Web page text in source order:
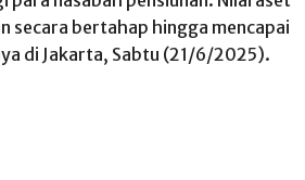
secara bertahap hingga mencapai
di Jakarta, Sabtu (21/6/2025).